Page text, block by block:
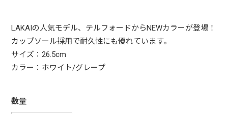
LAKAIの人気モデル、テルフォードからNEWカラーが登場！
カップソール採用で耐久性にも優れています。
サイズ：26.5cm
カラー：ホワイト/グレープ
数量